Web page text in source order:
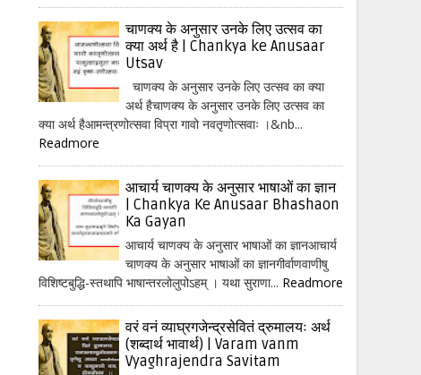
चाणक्य के अनुसार उनके लिए उत्सव का
क्या अर्थ है | Chankya ke Anusaar
Utsav
चाणक्य के अनुसार उनके लिए उत्सव का क्या
अर्थ हैचाणक्य के अनुसार उनके लिए उत्सव का
क्या अर्थ हैआमन्त्रणोत्सवा विप्रा गावो नवतृणोत्सवाः ।&nb...
Readmore
आचार्य चाणक्य के अनुसार भाषाओं का ज्ञान
| Chankya Ke Anusaar Bhashaon
Ka Gayan
आचार्य चाणक्य के अनुसार भाषाओं का ज्ञानआचार्य
चाणक्य के अनुसार भाषाओं का ज्ञानगीर्वाणवाणीषु
विशिष्टबुद्धि-स्तथापि भाषान्तरलोलुपोऽहम् । यथा सुराणा... Readmore
वरं वनं व्याघ्रगजेन्द्रसेवितं द्रुमालयः अर्थ
(शब्दार्थ भावार्थ) | Varam vanm
Vyaghrajendra Savitam